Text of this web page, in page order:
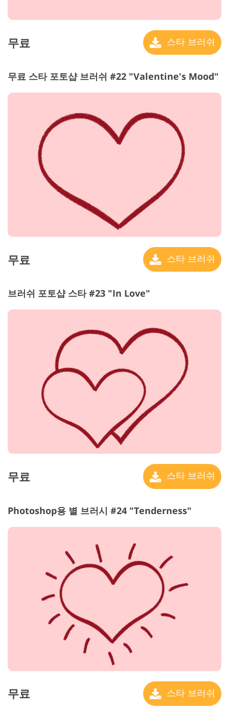
무료 스타 브러쉬
무료 스타 포토샵 브러쉬 #22 "Valentine's Mood"
무료 스타 브러쉬
브러쉬 포토샵 스타 #23 "In Love"
무료 스타 브러쉬
Photoshop용 별 브러시 #24 "Tenderness"
무료 스타 브러쉬